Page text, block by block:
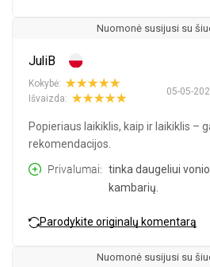
Nuomonė susijusi su
JuliB
05-05-
Kokybė:
Išvaizda:
Popieriaus laikiklis, kaip ir laikiklis –
rekomendacijos.
Privalumai
tinka daugeliui
kambarių.
Parodykite originalų komentarą
Nuomonė susijusi su